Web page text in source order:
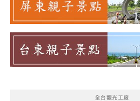
全台觀光工廠